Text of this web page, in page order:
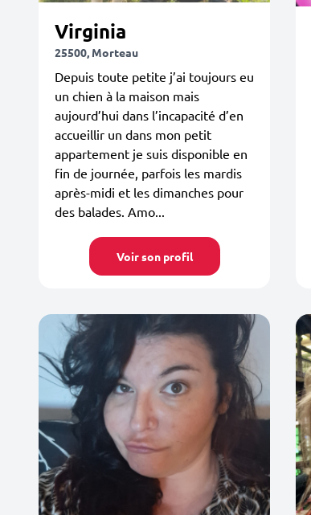
Virginia
25500, Morteau
Depuis toute petite j’ai toujours eu
un chien à la maison mais
aujourd’hui dans l’incapacité d’en
accueillir un dans mon petit
appartement je suis disponible en
fin de journée, parfois les mardis
après-midi et les dimanches pour
des balades. Amo...
Voir son profil